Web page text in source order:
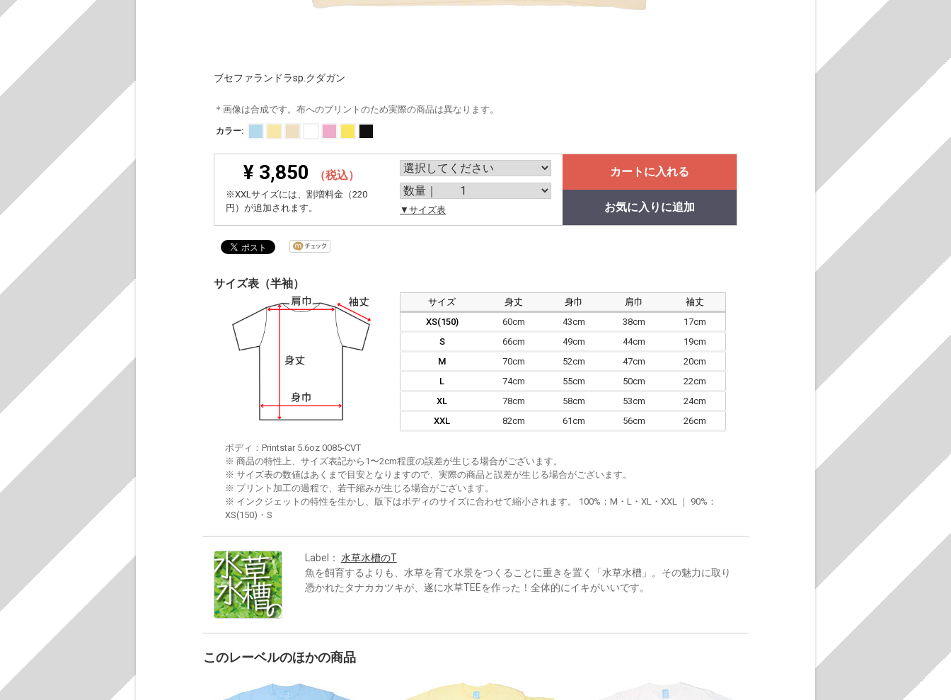
ブセファランドラsp.クダガン
＊画像は合成です。布へのプリントのため実際の商品は異なります。
カラー:
¥ 3,850 （税込）
※XXLサイズには、割増料金（220
円）が追加されます。
▼サイズ表
カートに入れる
お気に入りに追加
サイズ表（半袖）
サイズ 身丈 身巾 肩巾
袖丈
XS(150)
60cm 43cm 38cm
17cm
S
66cm 49cm 44cm
19cm
M
70cm 52cm 47cm
20cm
L
74cm 55cm 50cm
22cm
XL
78cm 58cm 53cm
24cm
XXL
82cm 61cm 56cm 26cm
ボディ：Printstar 5.6oz 0085-CVT
※ 商品の特性上、サイズ表記から1〜2cm程度の誤差が生じる場合がございます。
※ サイズ表の数値はあくまで目安となりますので、実際の商品と誤差が生じる場合がございます。
※ プリント加工の過程で、若干縮みが生じる場合がございます。
※ インクジェットの特性を生かし、版下はボディのサイズに合わせて縮小されます。 100%：M・L・XL・XXL ｜ 90%：
XS(150)・S
Label： 水草水槽のT
魚を飼育するよりも、水草を育て水景をつくることに重きを置く「水草水槽」。その魅力に取り
憑かれたタナカカツキが、遂に水草TEEを作った！全体的にイキがいいです。
このレーベルのほかの商品